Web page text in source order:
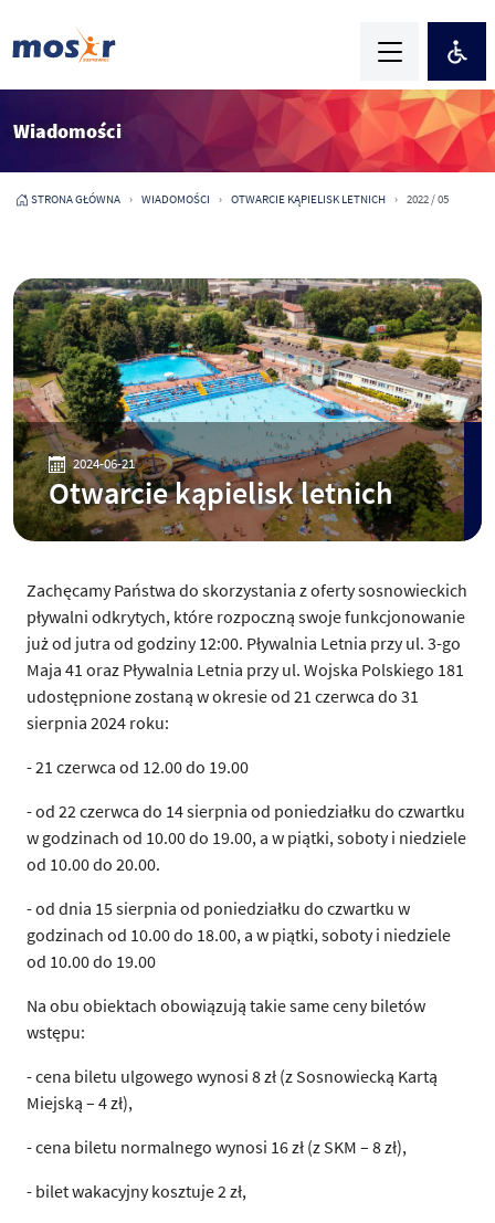
Wiadomości
STRONA GŁÓWNA WIADOMOŚCI OTWARCIE KĄPIELISK LETNICH 2022 / 05
2024-06-21
Otwarcie kąpielisk letnich
Zachęcamy Państwa do skorzystania z oferty sosnowieckich
pływalni odkrytych, które rozpoczną swoje funkcjonowanie
już od jutra od godziny 12:00. Pływalnia Letnia przy ul. 3-go
Maja 41 oraz Pływalnia Letnia przy ul. Wojska Polskiego 181
udostępnione zostaną w okresie od 21 czerwca do 31
sierpnia 2024 roku:
- 21 czerwca od 12.00 do 19.00
- od 22 czerwca do 14 sierpnia od poniedziałku do czwartku
w godzinach od 10.00 do 19.00, a w piątki, soboty i niedziele
od 10.00 do 20.00.
- od dnia 15 sierpnia od poniedziałku do czwartku w
godzinach od 10.00 do 18.00, a w piątki, soboty i niedziele
od 10.00 do 19.00
Na obu obiektach obowiązują takie same ceny biletów
wstępu:
- cena biletu ulgowego wynosi 8 zł (z Sosnowiecką Kartą
Miejską – 4 zł),
- cena biletu normalnego wynosi 16 zł (z SKM – 8 zł),
- bilet wakacyjny kosztuje 2 zł,